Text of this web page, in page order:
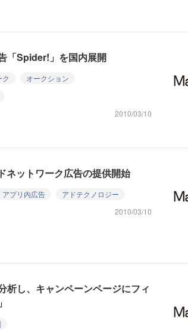
「Spider!」を国内展開
オークション
2010/03/10
ネットワーク広告の提供開始
アプリ内広告
アドテクノロジー
2010/03/10
析し、キャンペーンページにフィ